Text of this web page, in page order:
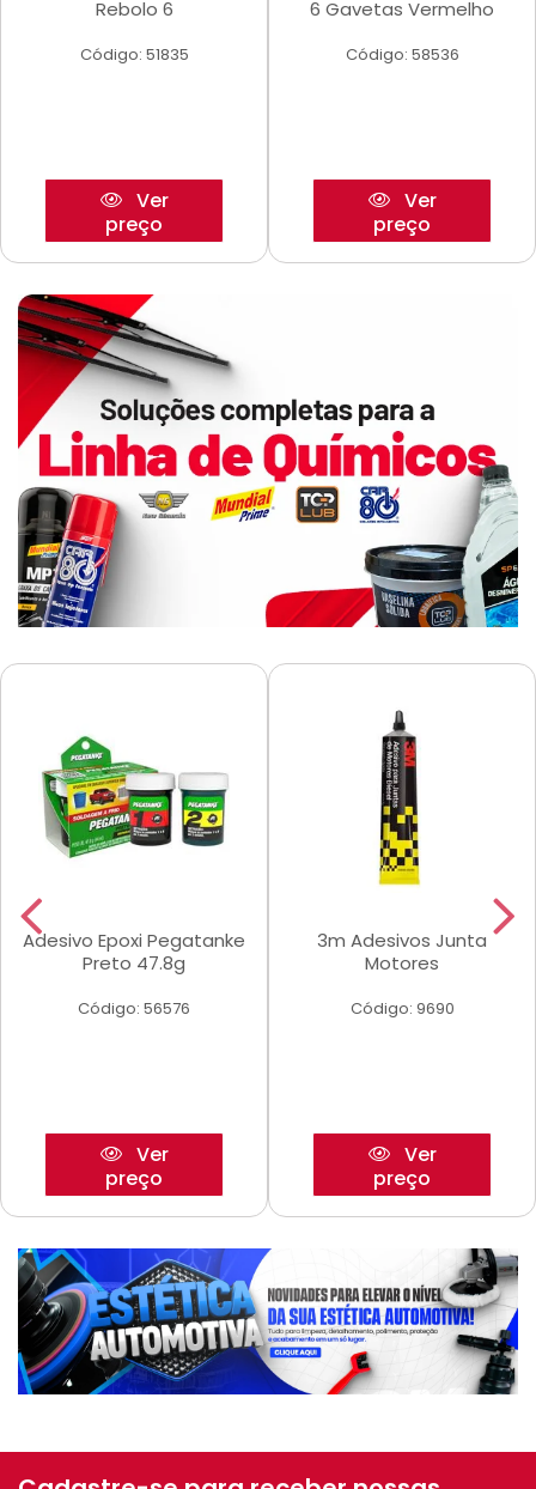
Rebolo 6
Código: 51835
Ver
preço
6 Gavetas Vermelho
Código: 58536
Ver
preço
Adesivo Epoxi Pegatanke
Preto 47.8g
Código: 56576
Ver
preço
3m Adesivos Junta
Motores
Código: 9690
Ver
preço